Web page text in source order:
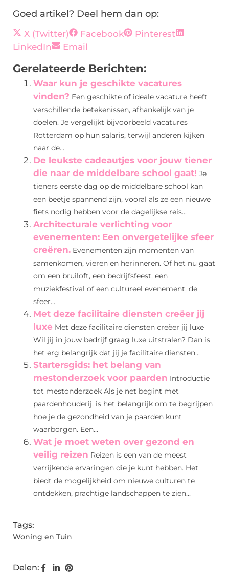
Goed artikel? Deel hem dan op:
X (Twitter) Facebook
Pinterest
LinkedIn
Email
Gerelateerde Berichten:
Waar kun je geschikte vacatures
vinden? Een geschikte of ideale vacature heeft
verschillende betekenissen, afhankelijk van je
doelen. Je vergelijkt bijvoorbeeld vacatures
Rotterdam op hun salaris, terwijl anderen kijken
naar de...
De leukste cadeautjes voor jouw tiener
die naar de middelbare school gaat! Je
tieners eerste dag op de middelbare school kan
een beetje spannend zijn, vooral als ze een nieuwe
fiets nodig hebben voor de dagelijkse reis...
Architecturale verlichting voor
evenementen: Een onvergetelijke sfeer
creëren. Evenementen zijn momenten van
samenkomen, vieren en herinneren. Of het nu gaat
om een bruiloft, een bedrijfsfeest, een
muziekfestival of een cultureel evenement, de
sfeer...
Met deze facilitaire diensten creëer jij
luxe Met deze facilitaire diensten creëer jij luxe
Wil jij in jouw bedrijf graag luxe uitstralen? Dan is
het erg belangrijk dat jij je facilitaire diensten...
Startersgids: het belang van
mestonderzoek voor paarden Introductie
tot mestonderzoek Als je net begint met
paardenhouderij, is het belangrijk om te begrijpen
hoe je de gezondheid van je paarden kunt
waarborgen. Een...
Wat je moet weten over gezond en
veilig reizen Reizen is een van de meest
verrijkende ervaringen die je kunt hebben. Het
biedt de mogelijkheid om nieuwe culturen te
ontdekken, prachtige landschappen te zien...
Tags:
Woning en Tuin
Delen: